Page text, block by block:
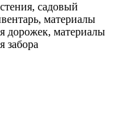
садовый
материалы
дорожек, материалы
забора